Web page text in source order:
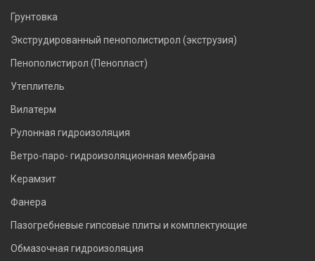
Грунтовка
Экструдированный пенополистирол (экструзия)
Пенополистирол (Пенопласт)
Утеплитель
Вилатерм
Рулонная гидроизоляция
Ветро-паро- гидроизоляционная мембрана
Керамзит
Фанера
Пазогребневые гипсовые плиты и комплектующие
Обмазочная гидроизоляция